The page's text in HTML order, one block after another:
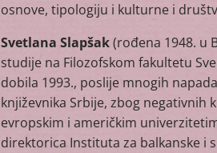
osnove, tipologiju i kulturne i
Svetlana Slapšak(rođena 1948. u
studije na Filozofskom fakultetu
dobila 1993., poslije mnogih
književnika Srbije, zbog negativnih
evropskim i američkim
direktorica Instituta za balkanske i